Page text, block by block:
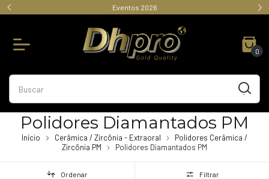
Visite nosso Catálogo
0
Polidores Diamantados PM
Início Cerâmica / Zircônia - Extraoral
Polidores Cerâmica /
Zircônia PM
Polidores Diamantados PM
Ordenar Filtrar